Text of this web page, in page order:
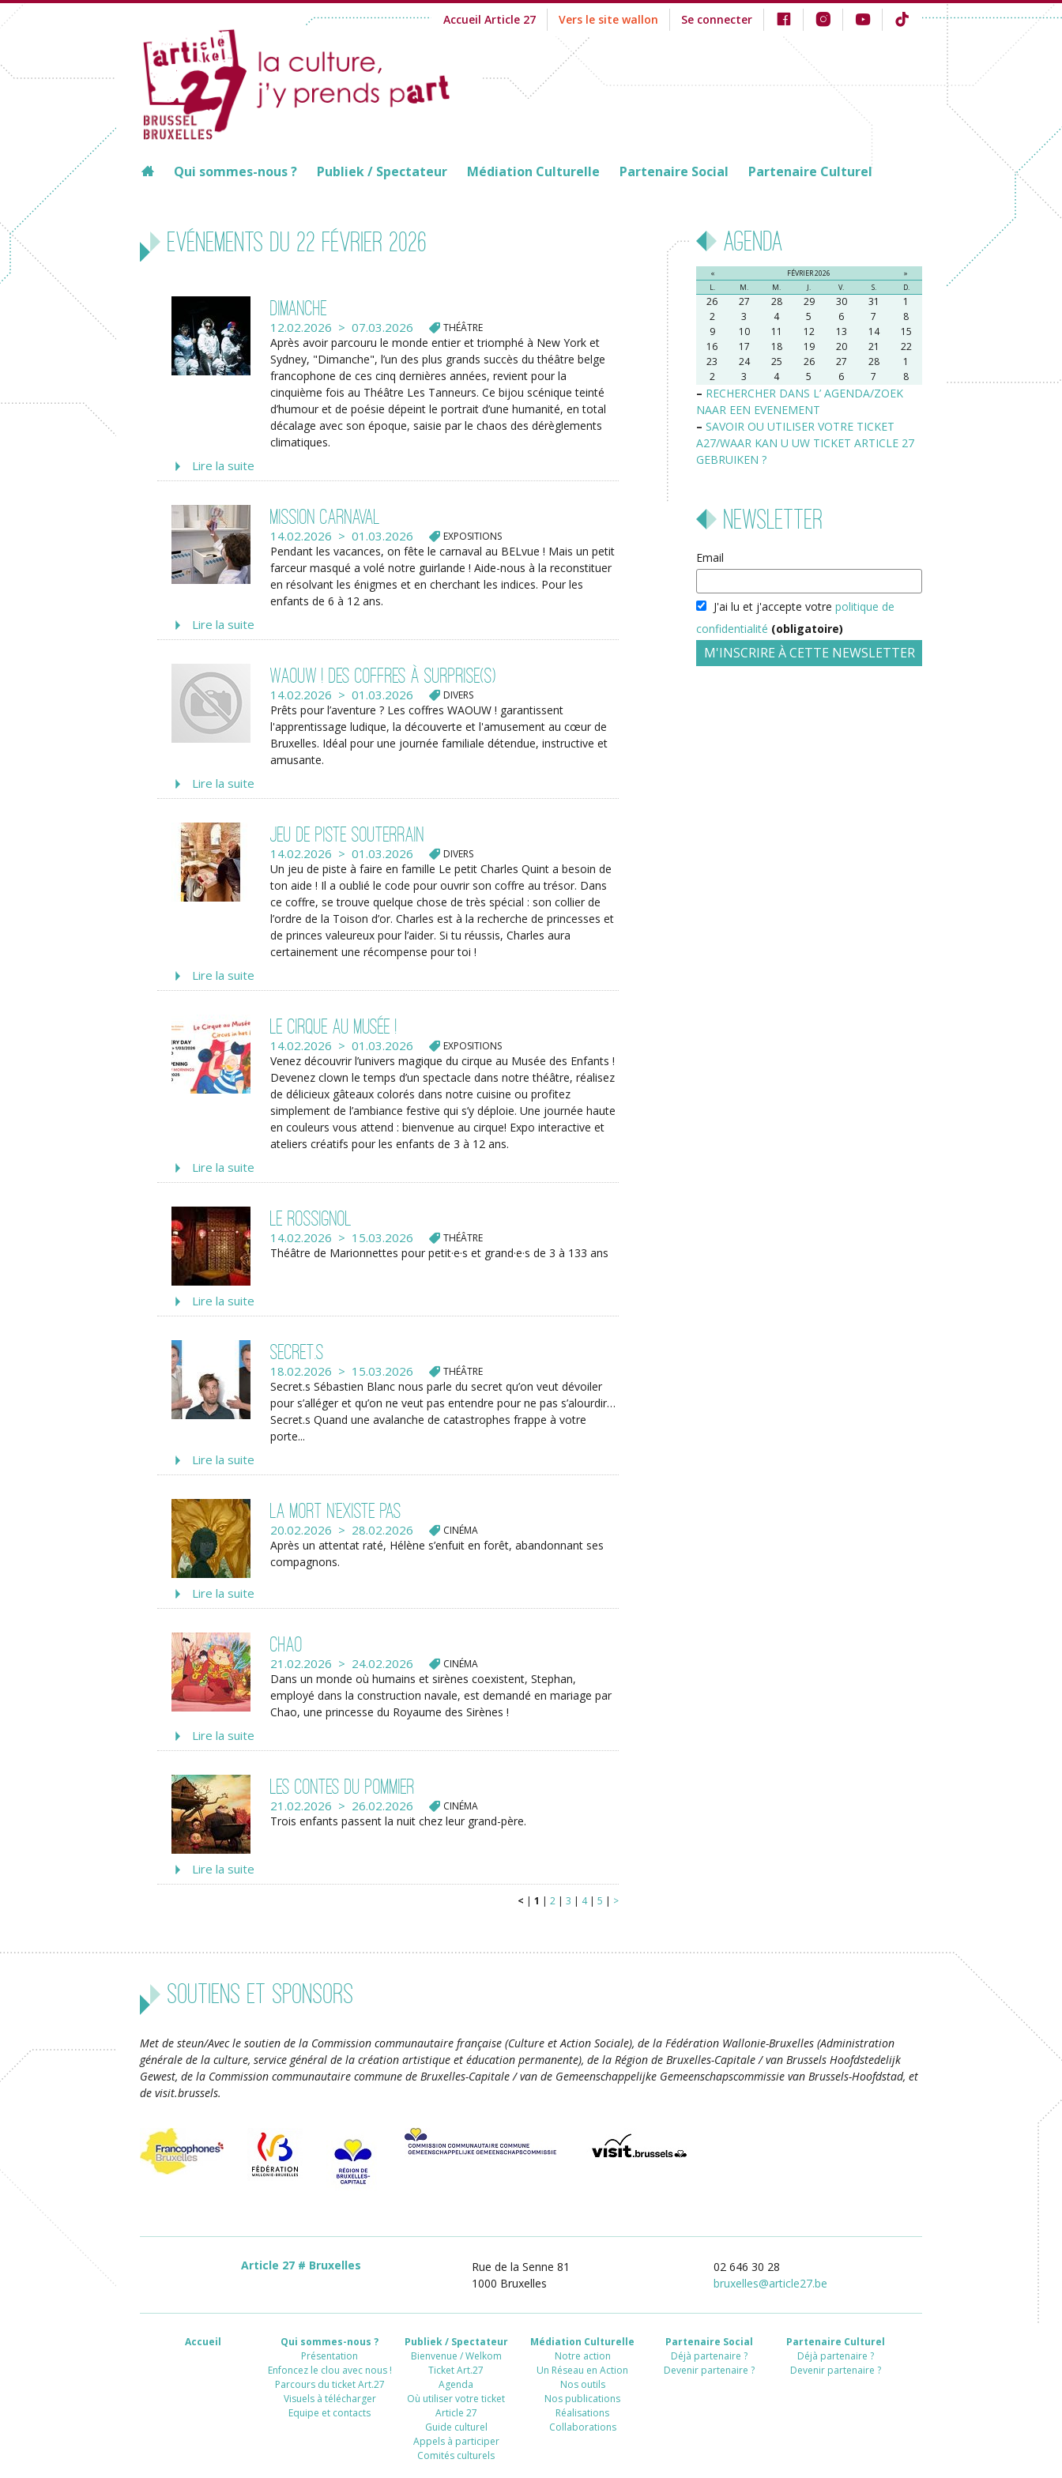
Accueil Article 27 Vers le site wallon Se connecter
Qui sommes-nous ? Publiek / Spectateur Médiation Culturelle Partenaire Social Partenaire Culturel
Evénements du 22 février 2026
Dimanche
12.02.2026 > 07.03.2026 THÉÂTRE
Après avoir parcouru le monde entier et triomphé à New York et
Sydney, "Dimanche", l’un des plus grands succès du théâtre belge
francophone de ces cinq dernières années, revient pour la
cinquième fois au Théâtre Les Tanneurs. Ce bijou scénique teinté
d’humour et de poésie dépeint le portrait d’une humanité, en total
décalage avec son époque, saisie par le chaos des dérèglements
climatiques.
Lire la suite
Mission Carnaval
14.02.2026 > 01.03.2026 EXPOSITIONS
Pendant les vacances, on fête le carnaval au BELvue ! Mais un petit
farceur masqué a volé notre guirlande ! Aide-nous à la reconstituer
en résolvant les énigmes et en cherchant les indices. Pour les
enfants de 6 à 12 ans.
Lire la suite
Waouw ! des coffres à surprise(s)
14.02.2026 > 01.03.2026 DIVERS
Prêts pour l’aventure ? Les coffres WAOUW ! garantissent
l'apprentissage ludique, la découverte et l'amusement au cœur de
Bruxelles. Idéal pour une journée familiale détendue, instructive et
amusante.
Lire la suite
Jeu de piste souterrain
14.02.2026 > 01.03.2026 DIVERS
Un jeu de piste à faire en famille Le petit Charles Quint a besoin de
ton aide ! Il a oublié le code pour ouvrir son coffre au trésor. Dans
ce coffre, se trouve quelque chose de très spécial : son collier de
l’ordre de la Toison d’or. Charles est à la recherche de princesses et
de princes valeureux pour l’aider. Si tu réussis, Charles aura
certainement une récompense pour toi !
Lire la suite
Le Cirque au Musée !
14.02.2026 > 01.03.2026 EXPOSITIONS
Venez découvrir l’univers magique du cirque au Musée des Enfants !
Devenez clown le temps d’un spectacle dans notre théâtre, réalisez
de délicieux gâteaux colorés dans notre cuisine ou profitez
simplement de l’ambiance festive qui s’y déploie. Une journée haute
en couleurs vous attend : bienvenue au cirque! Expo interactive et
ateliers créatifs pour les enfants de 3 à 12 ans.
Lire la suite
Le Rossignol
14.02.2026 > 15.03.2026 THÉÂTRE
Théâtre de Marionnettes pour petit·e·s et grand·e·s de 3 à 133 ans
Lire la suite
Secret.s
18.02.2026 > 15.03.2026 THÉÂTRE
Secret.s Sébastien Blanc nous parle du secret qu’on veut dévoiler
pour s’alléger et qu’on ne veut pas entendre pour ne pas s’alourdir…
Secret.s Quand une avalanche de catastrophes frappe à votre
porte...
Lire la suite
La mort n’existe pas
20.02.2026 > 28.02.2026 CINÉMA
Après un attentat raté, Hélène s’enfuit en forêt, abandonnant ses
compagnons.
Lire la suite
ChaO
21.02.2026 > 24.02.2026 CINÉMA
Dans un monde où humains et sirènes coexistent, Stephan,
employé dans la construction navale, est demandé en mariage par
Chao, une princesse du Royaume des Sirènes !
Lire la suite
Les Contes du pommier
21.02.2026 > 26.02.2026 CINÉMA
Trois enfants passent la nuit chez leur grand-père.
Lire la suite
< | 1 | 2 | 3 | 4| 5 | >
Agenda
« FÉVRIER 2026
»
L.
M. M. J. V. S. D.
26 27 28 29 30 31
1
2
3 4 5 6 7
8
9
10 11 12 13 14
15
16
17 18 19 20 21
22
23
24 25 26 27 28
1
2
3 4 5 6 7 8
– RECHERCHER DANS L’ AGENDA/ZOEK
NAAR EEN EVENEMENT
– SAVOIR OU UTILISER VOTRE TICKET
A27/WAAR KAN U UW TICKET ARTICLE 27
GEBRUIKEN ?
Newsletter
Email
J'ai lu et j'accepte votre politique de
confidentialité (obligatoire)
Soutiens et sponsors
Met de steun/Avec le soutien de la Commission communautaire française (Culture et Action Sociale), de la Fédération Wallonie-Bruxelles (Administration
générale de la culture, service général de la création artistique et éducation permanente), de la Région de Bruxelles-Capitale / van Brussels Hoofdstedelijk
Gewest, de la Commission communautaire commune de Bruxelles-Capitale / van de Gemeenschappelijke Gemeenschapscommissie van Brussels-Hoofdstad, et
de visit.brussels.
Article 27 # Bruxelles
Rue de la Senne 81
1000 Bruxelles
02 646 30 28
bruxelles@article27.be
Accueil
Qui sommes-nous ?
Présentation
Enfoncez le clou avec nous !
Parcours du ticket Art.27
Visuels à télécharger
Equipe et contacts
Publiek / Spectateur
Bienvenue / Welkom
Ticket Art.27
Agenda
Où utiliser votre ticket
Article 27
Guide culturel
Appels à participer
Comités culturels
Médiation Culturelle
Notre action
Un Réseau en Action
Nos outils
Nos publications
Réalisations
Collaborations
Partenaire Social
Déjà partenaire ?
Devenir partenaire ?
Partenaire Culturel
Déjà partenaire ?
Devenir partenaire ?